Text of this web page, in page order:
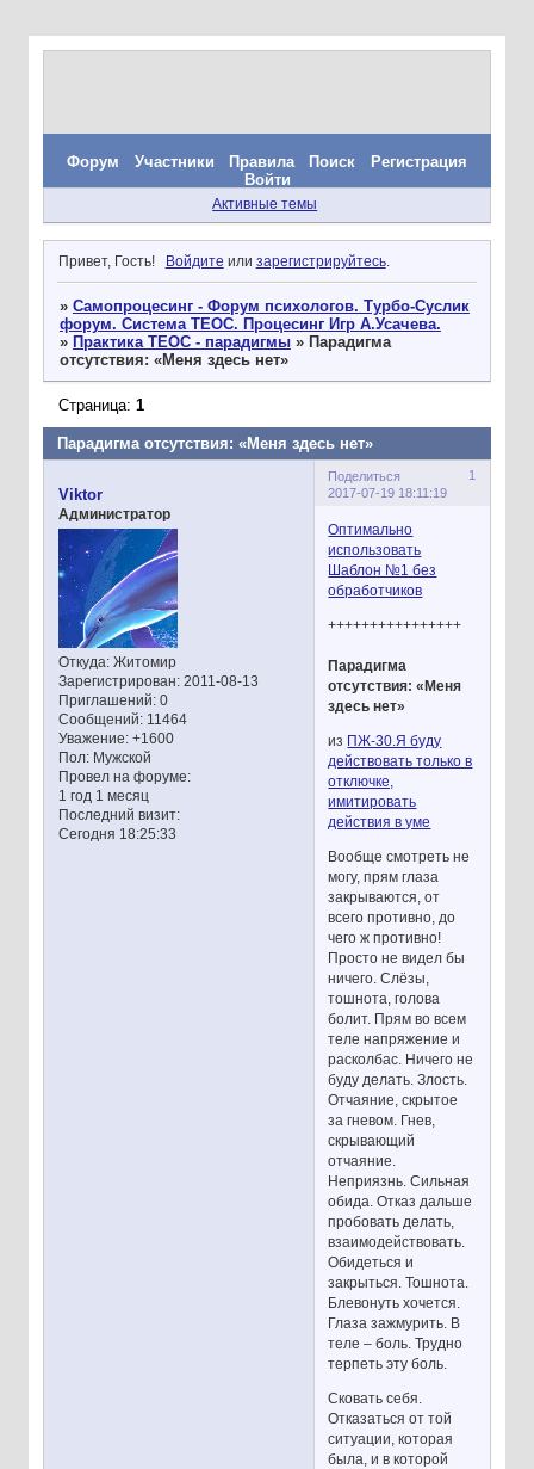
Форум Участники Правила Поиск
Регистрация
Войти
Активные темы
Привет, Гость! Войдите или зарегистрируйтесь.
» Самопроцесинг - Форум психологов. Турбо-Суслик
форум. Система ТЕОС. Процесинг Игр А.Усачева.
» Практика ТЕОС - парадигмы » Парадигма
отсутствия: «Меня здесь нет»
Парадигма отсутствия: «Меня здесь нет»
Страница: 1
Поделиться
1
2017-07-19 18:11:19
Viktor
Администратор
Откуда:Житомир
Зарегистрирован: 2011-08-13
Приглашений:0
Сообщений:11464
Уважение: +1600
Пол:Мужской
Провел на форуме:
1 год 1 месяц
Последний визит:
Сегодня 18:25:33
Оптимально
использовать
Шаблон №1 без
обработчиков
++++++++++++++++
Парадигма
отсутствия: «Меня
здесь нет»
из ПЖ-30.Я буду
действовать только в
отключке,
имитировать
действия в уме
Вообще смотреть не
могу, прям глаза
закрываются, от
всего противно, до
чего ж противно!
Просто не видел бы
ничего. Слёзы,
тошнота, голова
болит. Прям во всем
теле напряжение и
расколбас. Ничего не
буду делать. Злость.
Отчаяние, скрытое
за гневом. Гнев,
скрывающий
отчаяние.
Неприязнь. Сильная
обида. Отказ дальше
пробовать делать,
взаимодействовать.
Обидеться и
закрыться. Тошнота.
Блевонуть хочется.
Глаза зажмурить. В
теле – боль. Трудно
терпеть эту боль.
Сковать себя.
Отказаться от той
ситуации, которая
была, и в которой